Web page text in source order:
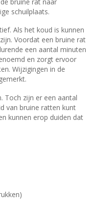
schuilplaats.
Als het koud is kunnen
Voordat een bruine rat
een aantal minuten
en zorgt ervoor
Wijzigingen in de
Toch zijn er een aantal
van bruine ratten kunt
kunnen erop duiden dat